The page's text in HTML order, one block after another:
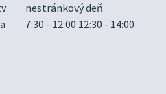
nestránkový deň
7:30 - 12:00 12:30 - 14:00